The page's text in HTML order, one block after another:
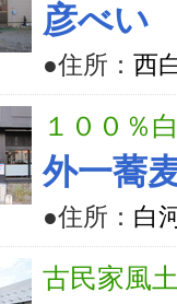
彦べい
●住所： 西
１００％
外一蕎
●住所： 白
古民家風